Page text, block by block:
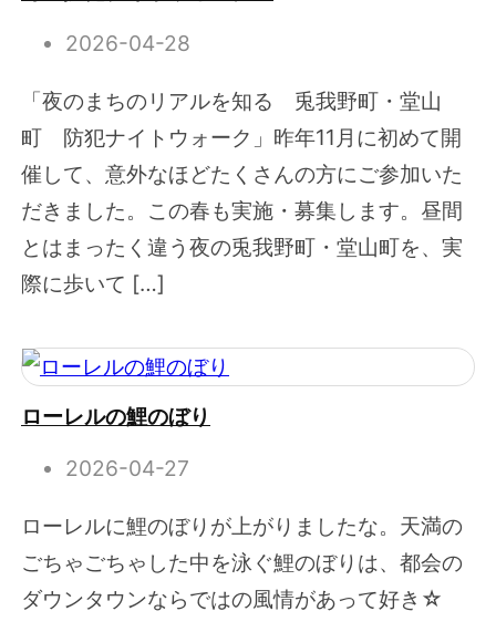
2026-04-28
「夜のまちのリアルを知る 兎我野町・堂山
町 防犯ナイトウォーク」昨年11月に初めて開
催して、意外なほどたくさんの方にご参加いた
だきました。この春も実施・募集します。昼間
とはまったく違う夜の兎我野町・堂山町を、実
際に歩いて […]
ローレルの鯉のぼり
2026-04-27
ローレルに鯉のぼりが上がりましたな。天満の
ごちゃごちゃした中を泳ぐ鯉のぼりは、都会の
ダウンタウンならではの風情があって好き☆